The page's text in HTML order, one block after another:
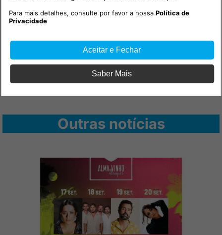
Outras notícias
Para mais detalhes, consulte por favor a nossaPolítica de
Privacidade
Aceitar e Fechar
Saber Mais